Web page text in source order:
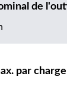
de
par